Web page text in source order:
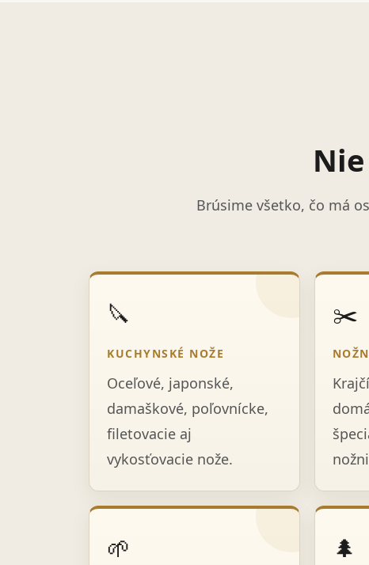
Brúsime všetko, čo má
🔪
KUCHYNSKÉ NOŽE
Oceľové, japonské,
damaškové, poľovnícke,
filetovacie aj
vykosťovacie nože.
✂️
🌱 🌲